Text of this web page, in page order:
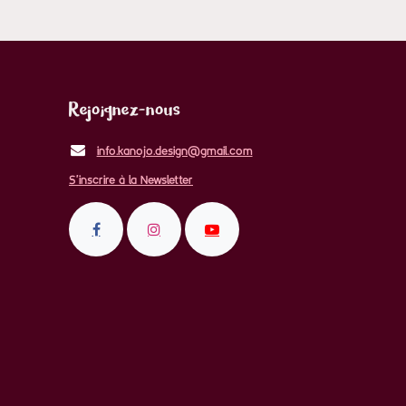
Rejoignez-nous
info.kanojo.design@gmail.com
S'inscrire à la Newsletter